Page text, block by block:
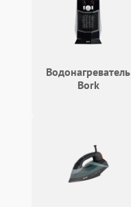
Водонагреватель
Bork